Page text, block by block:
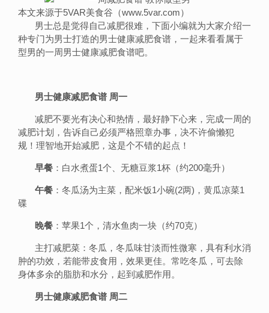
本文来源于5VAR美食谷（www.5var.com）
男士总是觉得自己减肥很难，下面小编就为大家介绍一
种专门为男士打造的男士健康减肥食谱，一起来看看属于
型男的一周男士健康减肥食谱吧。
男士健康减肥食谱 周一
减肥不要光有决心和热情，最好静下心来，完成一周的
减肥计划，告诉自己必须严格照章办事，决不许偷懒犯
规！理智地开始减肥，这是个不错的起点！
早餐 ：白水煮蛋1个、无糖豆浆1杯（约200毫升）
午餐 ：冬瓜汤为主菜，配米饭1小碗(2两)，黄瓜凉菜1
碟
晚餐 ：苹果1个，清水鱼肉一块（约70克）
主打减肥菜：冬瓜，冬瓜味甘淡而性微寒，具有利水消
肿的功效，若能带皮食用，效果更佳。常吃冬瓜，可去除
身体多余的脂肪和水分，起到减肥作用。
男士健康减肥食谱 周二